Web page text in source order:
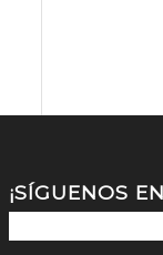
¡SÍGUENOS